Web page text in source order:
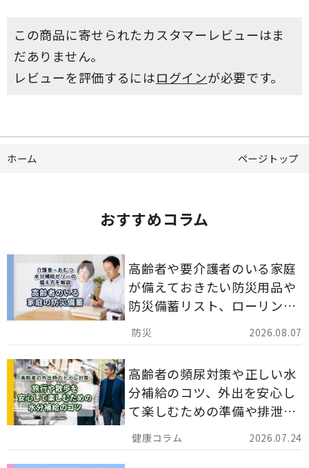
この商品に寄せられたカスタマーレビューはま
だありません。
レビューを評価するにはログインが必要です。
ホーム ページトップ
おすすめコラム
2026.08.07
高齢者や要介護者のいる家庭
が備えておきたい防災用品や
防災備蓄リスト、ローリング
ストックのポイントについて
解説します。
2026.07.24
高齢者の頻尿対策や正しい水
分補給のコツ、外出を安心し
て楽しむための準備や排泄ケ
ア用品の選び方を解説しま
す。